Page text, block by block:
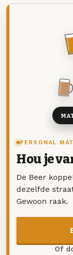
PERSONAL
Hou je
De Beer
dezelfde
Gewoon raak.
Of